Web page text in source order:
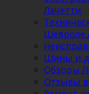
Лачетти
Шевроле
Шины и
Обзоры
Отзывы